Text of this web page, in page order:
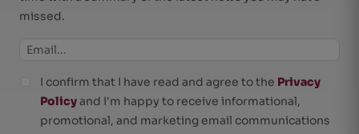
missed.
I confirm that I have read and agree to the Privacy
Policyand I'm happy to receive informational,
promotional, and marketing email communications